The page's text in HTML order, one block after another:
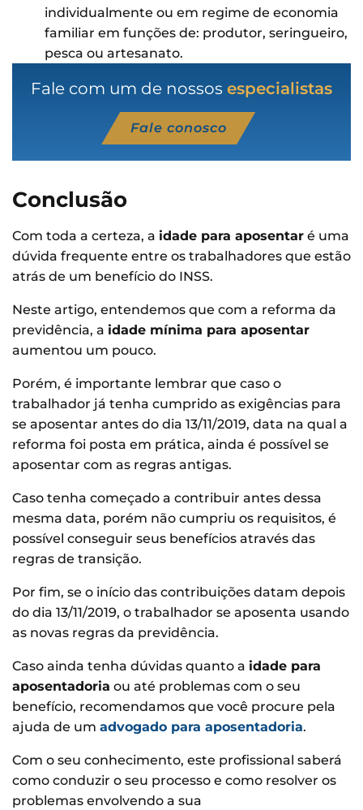
individualmente ou em regime de economia
familiar em funções de: produtor, seringueiro,
pesca ou artesanato.
Fale com um de nossos especialistas
Fale conosco
Conclusão
Com toda a certeza, a idade para aposentar é uma
dúvida frequente entre os trabalhadores que estão
atrás de um benefício do INSS.
Neste artigo, entendemos que com a reforma da
previdência, a idade mínima para aposentar
aumentou um pouco.
Porém, é importante lembrar que caso o
trabalhador já tenha cumprido as exigências para
se aposentar antes do dia 13/11/2019, data na qual a
reforma foi posta em prática, ainda é possível se
aposentar com as regras antigas.
Caso tenha começado a contribuir antes dessa
mesma data, porém não cumpriu os requisitos, é
possível conseguir seus benefícios através das
regras de transição.
Por fim, se o início das contribuições datam depois
do dia 13/11/2019, o trabalhador se aposenta usando
as novas regras da previdência.
Caso ainda tenha dúvidas quanto a idade para
aposentadoria ou até problemas com o seu
benefício, recomendamos que você procure pela
ajuda de um advogado para aposentadoria.
Com o seu conhecimento, este profissional saberá
como conduzir o seu processo e como resolver os
problemas envolvendo a sua